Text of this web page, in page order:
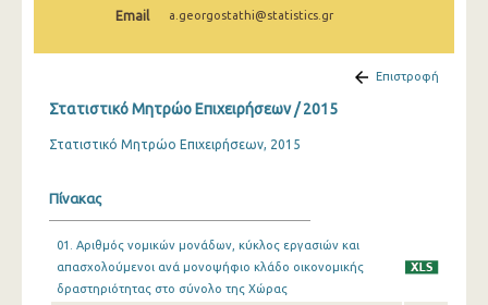
Email a.georgostathi@statistics.gr
Επιστροφή
Στατιστικό Μητρώο Επιχειρήσεων / 2015
Στατιστικό Μητρώο Επιχειρήσεων, 2015
Πίνακας
01. Αριθμός νομικών μονάδων, κύκλος εργασιών και
απασχολούμενοι ανά μονοψήφιο κλάδο οικονομικής
δραστηριότητας στο σύνολο της Χώρας